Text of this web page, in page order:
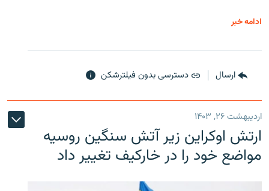
ادامه خبر
ارسال دسترسی بدون فیلترشکن
اردیبهشت ۲۶, ۱۴۰۳
ارتش اوکراین زیر آتش سنگین روسیه
مواضع خود را در خارکیف تغییر داد